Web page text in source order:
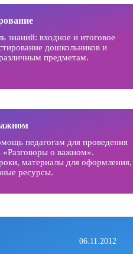
знаний: входное и итоговое
дошкольников и
предметам.
педагогам для проведения
«Разговоры о важном».
материалы для оформления,
ресурсы.
06.11.2012